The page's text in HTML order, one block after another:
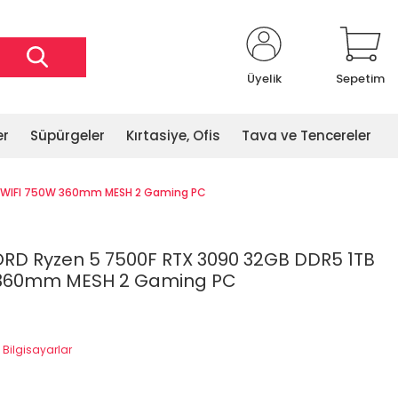
Üyelik Sepetim
Süpürgeler Kırtasiye, Ofis Tava ve Tencereler
750W 360mm MESH 2 Gaming PC
Ryzen 5 7500F RTX 3090 32GB DDR5 1TB
MESH 2 Gaming PC